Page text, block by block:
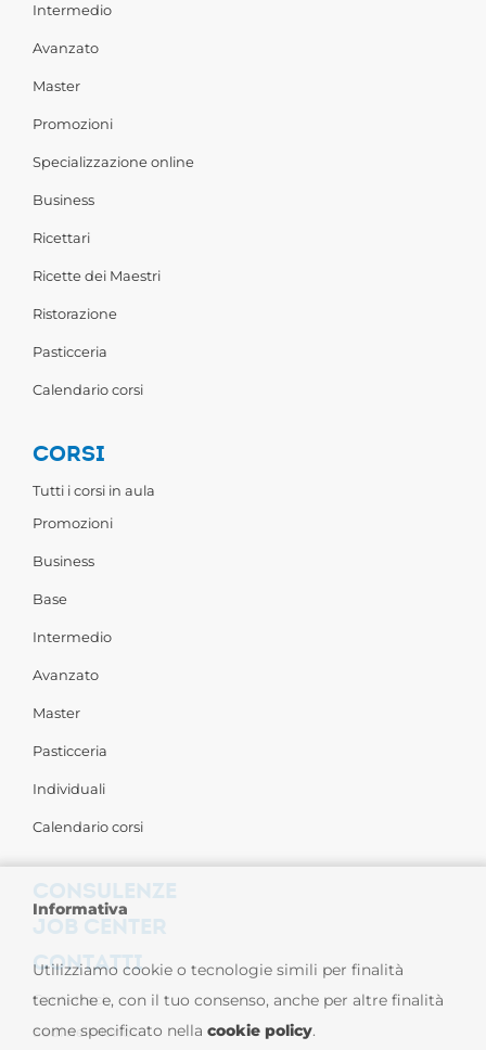
Intermedio
Avanzato
Master
Promozioni
Specializzazione online
Business
Ricettari
Ricette dei Maestri
Ristorazione
Pasticceria
Calendario corsi
CORSI
Tutti i corsi in aula
Promozioni
Business
Base
Intermedio
Avanzato
Master
Pasticceria
Individuali
Calendario corsi
CONSULENZE
JOB CENTER
CONTATTI
Contattaci
Sedi nel Mondo
Informativa
Utilizziamo cookie o tecnologie simili per finalità
tecniche e, con il tuo consenso, anche per altre finalità
come specificato nella cookie policy.